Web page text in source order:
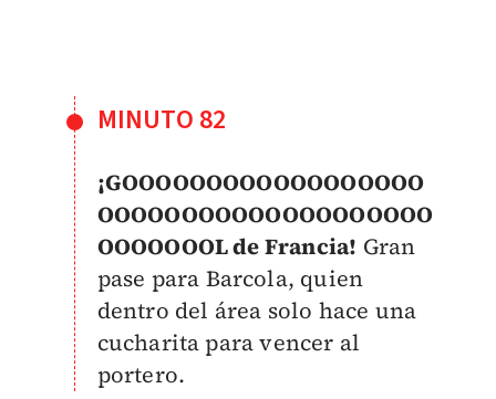
MINUTO 82
¡GOOOOOOOOOOOOOOOOOO
OOOOOOOOOOOOOOOOOOOO
OOOOOOOL de Francia! Gran
pase para Barcola, quien
dentro del área solo hace una
cucharita para vencer al
portero.